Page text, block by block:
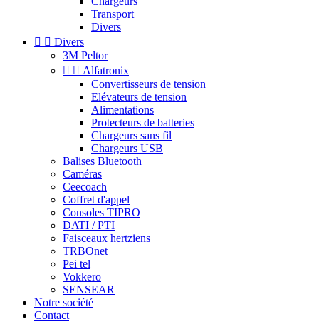
Transport
Divers
  Divers
3M Peltor
  Alfatronix
Convertisseurs de tension
Elévateurs de tension
Alimentations
Protecteurs de batteries
Chargeurs sans fil
Chargeurs USB
Balises Bluetooth
Caméras
Ceecoach
Coffret d'appel
Consoles TIPRO
DATI / PTI
Faisceaux hertziens
TRBOnet
Pei tel
Vokkero
SENSEAR
Notre société
Contact